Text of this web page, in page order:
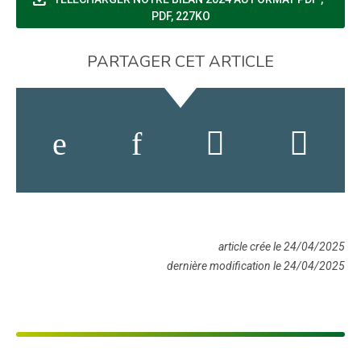
PDF, 227KO
PARTAGER CET ARTICLE
article crée le 24/04/2025
dernière modification le 24/04/2025